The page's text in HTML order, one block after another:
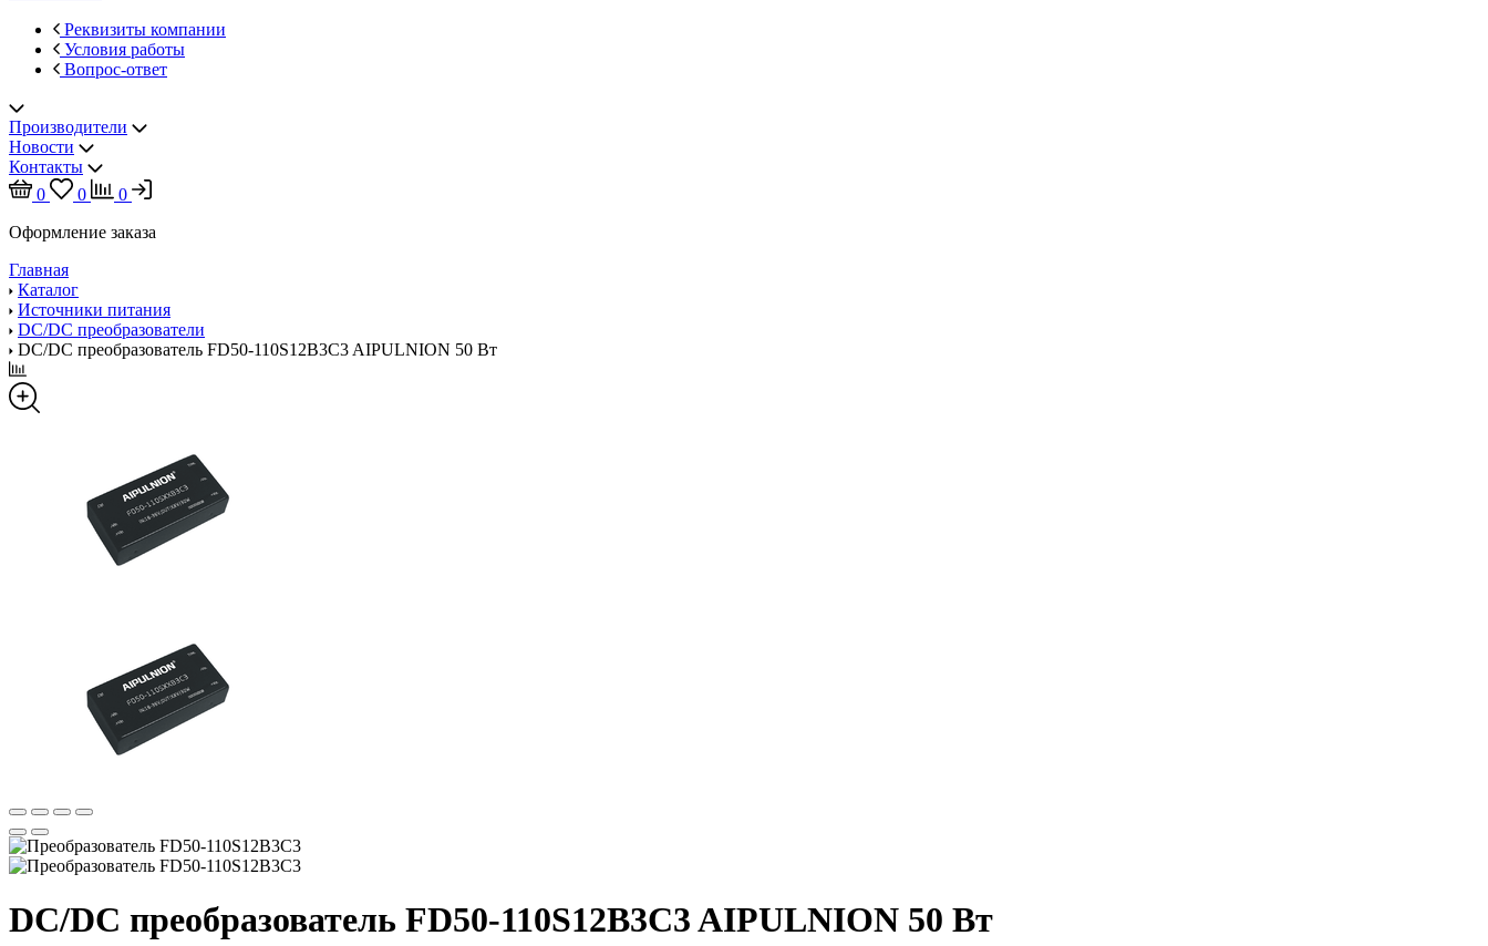
Реквизиты компании
Условия работы
Вопрос-ответ
Производители
Новости
Контакты
0
0
0
Оформление заказа
Главная
Каталог
Источники питания
DC/DC преобразователи
DC/DC преобразователь FD50-110S12B3C3 AIPULNION 50 Вт
DC/DC преобразователь FD50-110S12B3C3 AIPULNION 50 Вт